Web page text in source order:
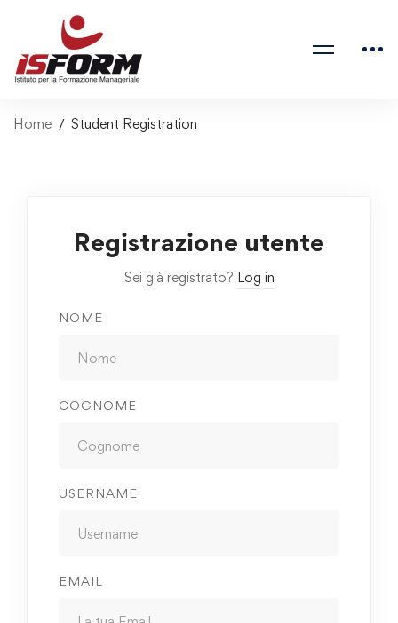
Home Student Registration
Registrazione utente
Sei già registrato? Log in
NOME
COGNOME
USERNAME
EMAIL